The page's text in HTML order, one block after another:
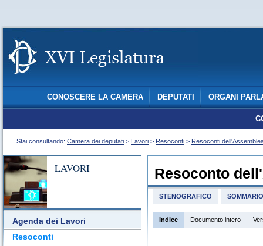
CONOSCERE LA CAMERA DEPUTATI ORGANI
Stai consultando: Camera dei deputati > Lavori > Resoconti > Resoconti
LAVORI
Agenda dei Lavori
Resoconti
Resoconto
STENOGRAFICO SOMMARIO
Indice Documento intero